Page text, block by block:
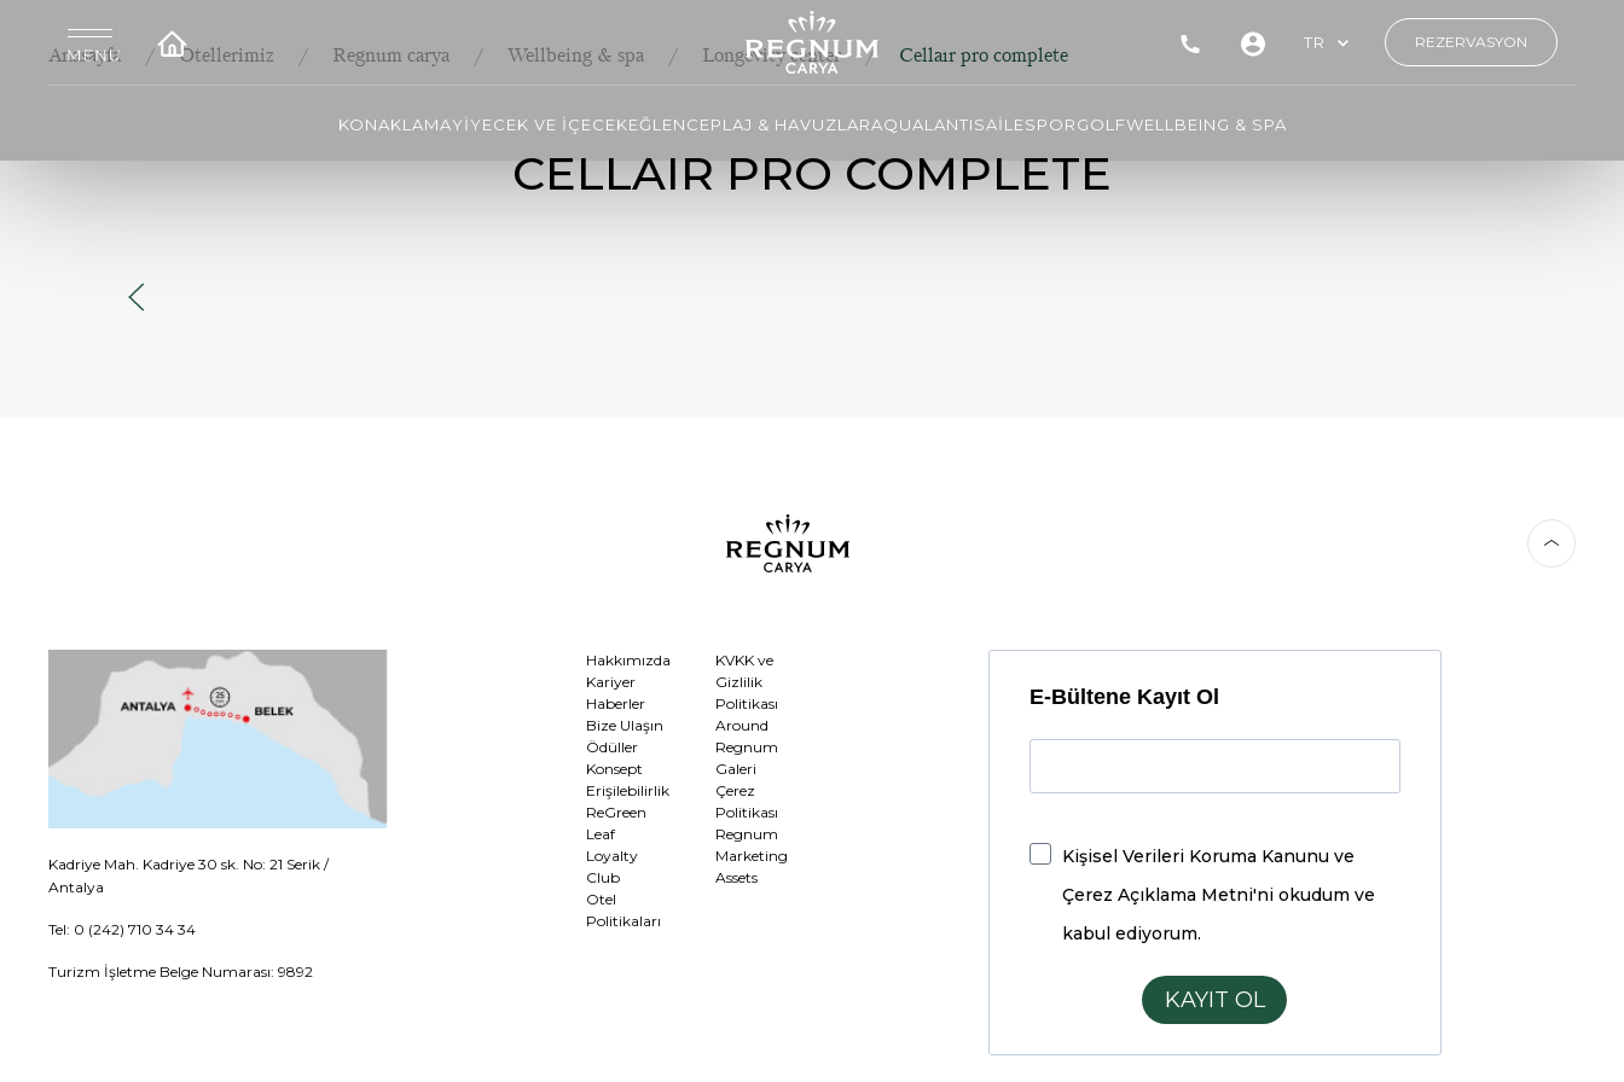
TR REZERVASYON
KONAKLAMAYİYECEK VE İÇECEKEĞLENCEPLAJ & HAVUZLARAQUALANTISAİLESPORGOLFWELLBEING & SPA
Anasayfa Otellerimiz Regnum carya Wellbeing & spa Longevity center Cellaır pro complete
CELLAIR PRO COMPLETE
Kadriye Mah. Kadriye 30 sk. No: 21 Serik /
Antalya
Tel: 0 (242) 710 34 34
Turizm İşletme Belge Numarası: 9892
Hakkımızda
Kariyer
Haberler
Bize Ulaşın
Ödüller
Konsept
Erişilebilirlik
ReGreen
Leaf
Loyalty
Club
Otel
Politikaları
KVKK ve
Gizlilik
Politikası
Around
Regnum
Galeri
Çerez
Politikası
Regnum
Marketing
Assets
E-Bültene Kayıt Ol
Kişisel Verileri Koruma Kanunu ve
Çerez Açıklama Metni'ni okudum ve
kabul ediyorum.
KAYIT OL